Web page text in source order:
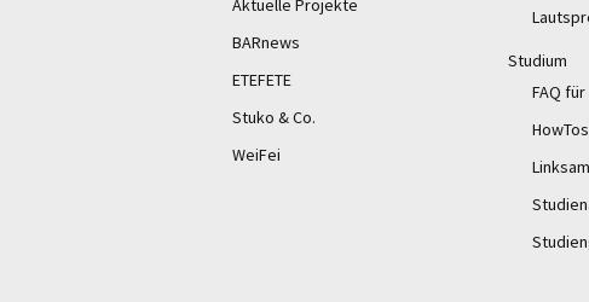
Aktuelle Projekte
BARnews
ETEFETE
Stuko & Co.
WeiFei
Studium
FAQ
HowTos